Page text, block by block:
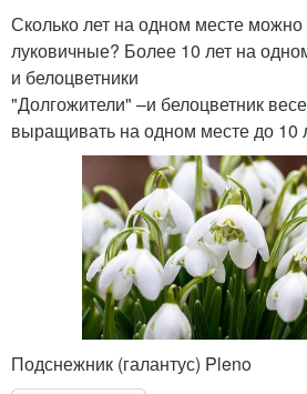
Сколько лет на одном месте
луковичные? Более 10 лет на
и белоцветники
"Долгожители" –и белоцветник
выращивать на одном месте до 10
Подснежник (галантус) Pleno